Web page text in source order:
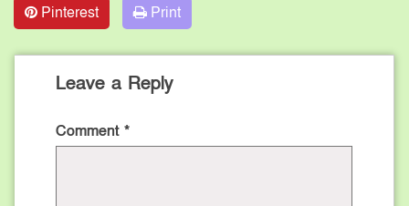
Pinterest
Print
Leave a Reply
Comment *